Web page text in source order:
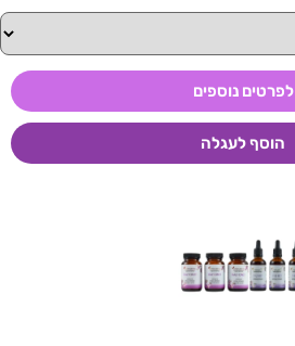
לפרטים נוספים
הוסף לעגלה